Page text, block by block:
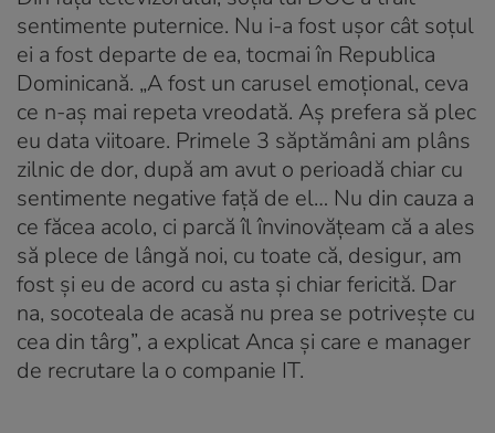
sentimente puternice. Nu i-a fost ușor cât soțul
ei a fost departe de ea, tocmai în Republica
Dominicană. „A fost un carusel emoțional, ceva
ce n-aș mai repeta vreodată. Aș prefera să plec
eu data viitoare. Primele 3 săptămâni am plâns
zilnic de dor, după am avut o perioadă chiar cu
sentimente negative față de el… Nu din cauza a
ce făcea acolo, ci parcă îl învinovățeam că a ales
să plece de lângă noi, cu toate că, desigur, am
fost și eu de acord cu asta și chiar fericită. Dar
na, socoteala de acasă nu prea se potrivește cu
cea din târg”, a explicat Anca și care e manager
de recrutare la o companie IT.